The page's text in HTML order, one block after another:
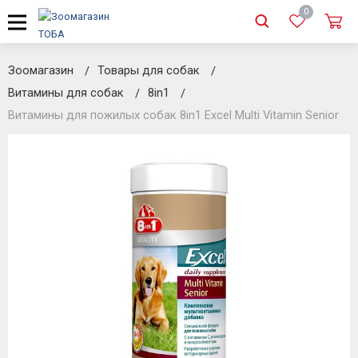
0
Зоомагазин
Товары для собак
Витамины для собак
8in1
Витамины для пожилых собак 8in1 Excel Multi Vitamin Senior